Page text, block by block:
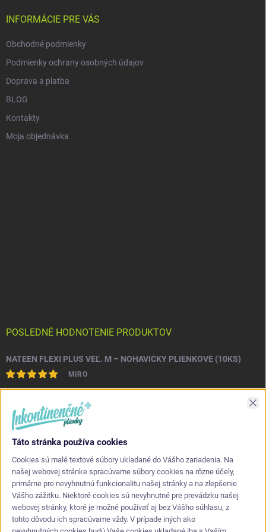
INFORMÁCIE PRE VÁS
Obchodné podmienky
Podmienky ochrany osobných údajov
Doprava a platba
BLOG
Kontakty
Moja objednávka
POSLEDNÉ HODNOTENIE PRODUKTOV
NATEEN FLEXI PLUS VEĽ. M – NOHAVIČKY PLIENKOVÉ (10KS)
MIRO
nepretekajú po stranách.
KONTAKT
info @inkontinencneplienky.sk
+421 948 864 624
Táto stránka používa cookies
Cookies sú malé textové súbory ukladané do Vášho zariadenia. Na
našej webovej stránke spracúvame súbory cookies na rôzne účely,
primárne pre nevyhnutnú funkcionalitu našej stránky a na zlepšenie
Vášho zážitku. Niektoré cookies sú nevyhnutné pre prevádzku našej
webovej stránky, ktoré je možné používať aj bez Vášho súhlasu, z
tohto dôvodu ich spracúvame vždy. V prípade iných ako